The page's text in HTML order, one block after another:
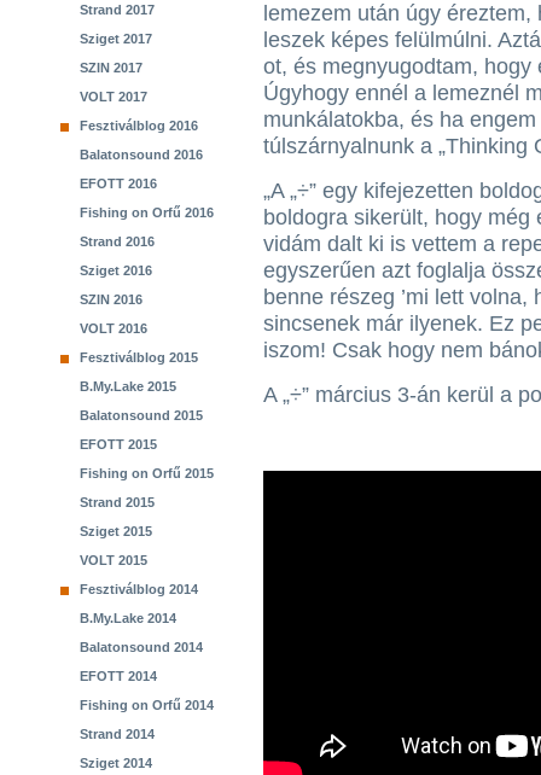
Strand 2017
Sziget 2017
SZIN 2017
VOLT 2017
Fesztiválblog 2016
Balatonsound 2016
EFOTT 2016
Fishing on Orfű 2016
Strand 2016
Sziget 2016
SZIN 2016
VOLT 2016
Fesztiválblog 2015
B.My.Lake 2015
Balatonsound 2015
EFOTT 2015
Fishing on Orfű 2015
Strand 2015
Sziget 2015
VOLT 2015
Fesztiválblog 2014
B.My.Lake 2014
Balatonsound 2014
EFOTT 2014
Fishing on Orfű 2014
Strand 2014
Sziget 2014
lemezem után úgy éreztem,
leszek képes felülmúlni.
ot, és megnyugodtam,
Úgyhogy ennél a lemeznél
munkálatokba, és ha
túlszárnyalnunk a „Thinking
„A „÷” egy kifejezetten
boldogra sikerült, hogy
vidám dalt ki is vettem a
egyszerűen azt foglalja
benne részeg ’mi lett volna,
sincsenek már ilyenek. Ez
iszom! Csak hogy nem
A „÷” március 3-án kerül a